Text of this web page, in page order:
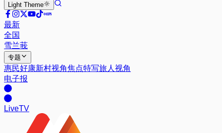
Light Theme
最新
全国
雪兰莪
专题
惠民好康新村视角焦点特写旅人视角
电子报
LiveTV